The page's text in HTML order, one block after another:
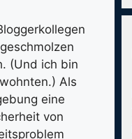
(Und ich bin
Als
eine
von